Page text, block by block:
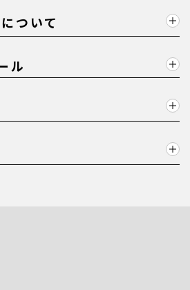
ついて
ル